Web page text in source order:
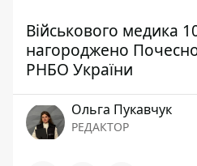
Військового медика
нагороджено
РНБО України
Ольга Пукавчук
РЕДАКТОР